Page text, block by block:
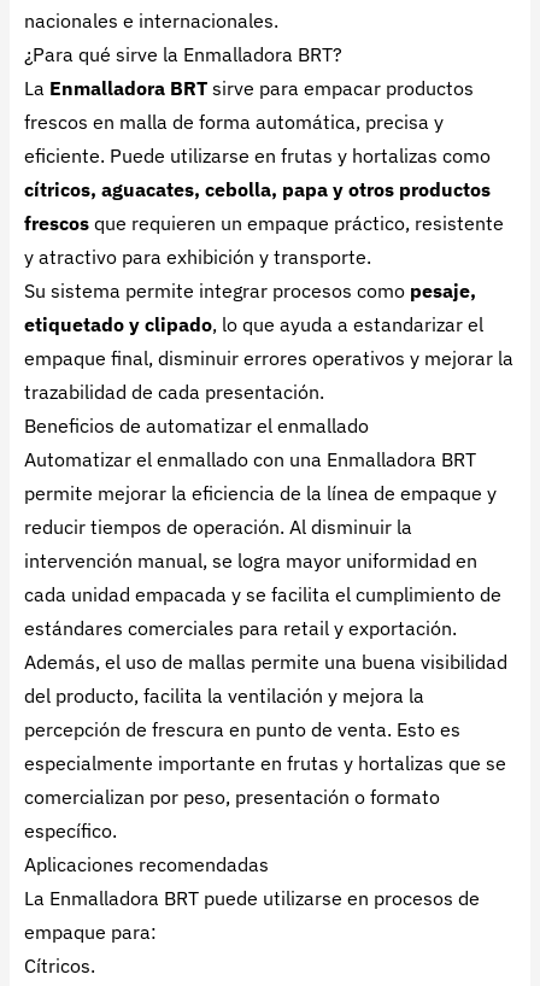
nacionales e internacionales.
¿Para qué sirve la Enmalladora BRT?
La Enmalladora BRT sirve para empacar productos
frescos en malla de forma automática, precisa y
eficiente. Puede utilizarse en frutas y hortalizas como
cítricos, aguacates, cebolla, papa y otros productos
frescos que requieren un empaque práctico, resistente
y atractivo para exhibición y transporte.
Su sistema permite integrar procesos como pesaje,
etiquetado y clipado, lo que ayuda a estandarizar el
empaque final, disminuir errores operativos y mejorar la
trazabilidad de cada presentación.
Beneficios de automatizar el enmallado
Automatizar el enmallado con una Enmalladora BRT
permite mejorar la eficiencia de la línea de empaque y
reducir tiempos de operación. Al disminuir la
intervención manual, se logra mayor uniformidad en
cada unidad empacada y se facilita el cumplimiento de
estándares comerciales para retail y exportación.
Además, el uso de mallas permite una buena visibilidad
del producto, facilita la ventilación y mejora la
percepción de frescura en punto de venta. Esto es
especialmente importante en frutas y hortalizas que se
comercializan por peso, presentación o formato
específico.
Aplicaciones recomendadas
La Enmalladora BRT puede utilizarse en procesos de
empaque para:
Cítricos.